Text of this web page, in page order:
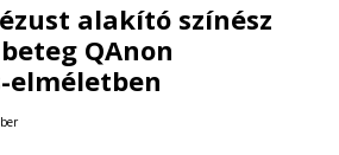
alakító színész
QAnon
elméletben